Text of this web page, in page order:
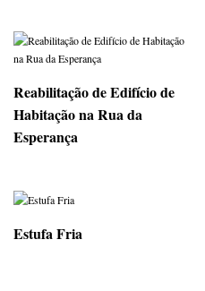
Reabilitação de Edifício de
Habitação na Rua da
Esperança
Estufa Fria